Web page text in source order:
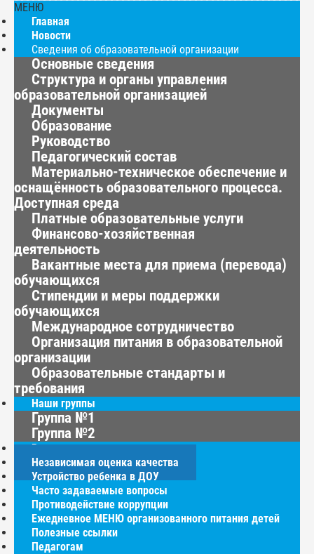
МЕНЮ
Главная
Новости
Сведения об образовательной организации
Основные сведения
Структура и органы управления
образовательной организацией
Документы
Образование
Руководство
Педагогический состав
Материально-техническое обеспечение и
оснащённость образовательного процесса.
Доступная среда
Платные образовательные услуги
Финансово-хозяйственная
деятельность
Вакантные места для приема (перевода)
обучающихся
Стипендии и меры поддержки
обучающихся
Международное сотрудничество
Организация питания в образовательной
организации
Образовательные стандарты и
требования
Наши группы
Группа №1
Группа №2
Родителям
Независимая оценка качества
Устройство ребенка в ДОУ
Часто задаваемые вопросы
Противодействие коррупции
Ежедневное МЕНЮ организованного питания детей
Полезные ссылки
Педагогам